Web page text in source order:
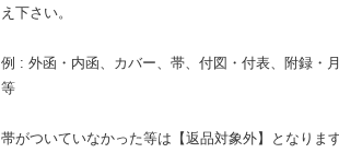
え下さい。
例 : 外函・内函、カバー、帯、付図・付表、附録・
等
帯がついていなかった等は【返品対象外】となりま